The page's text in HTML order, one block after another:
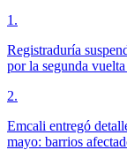
1 .
Registraduría
por la segunda
2.
Emcali entregó
mayo: barrios